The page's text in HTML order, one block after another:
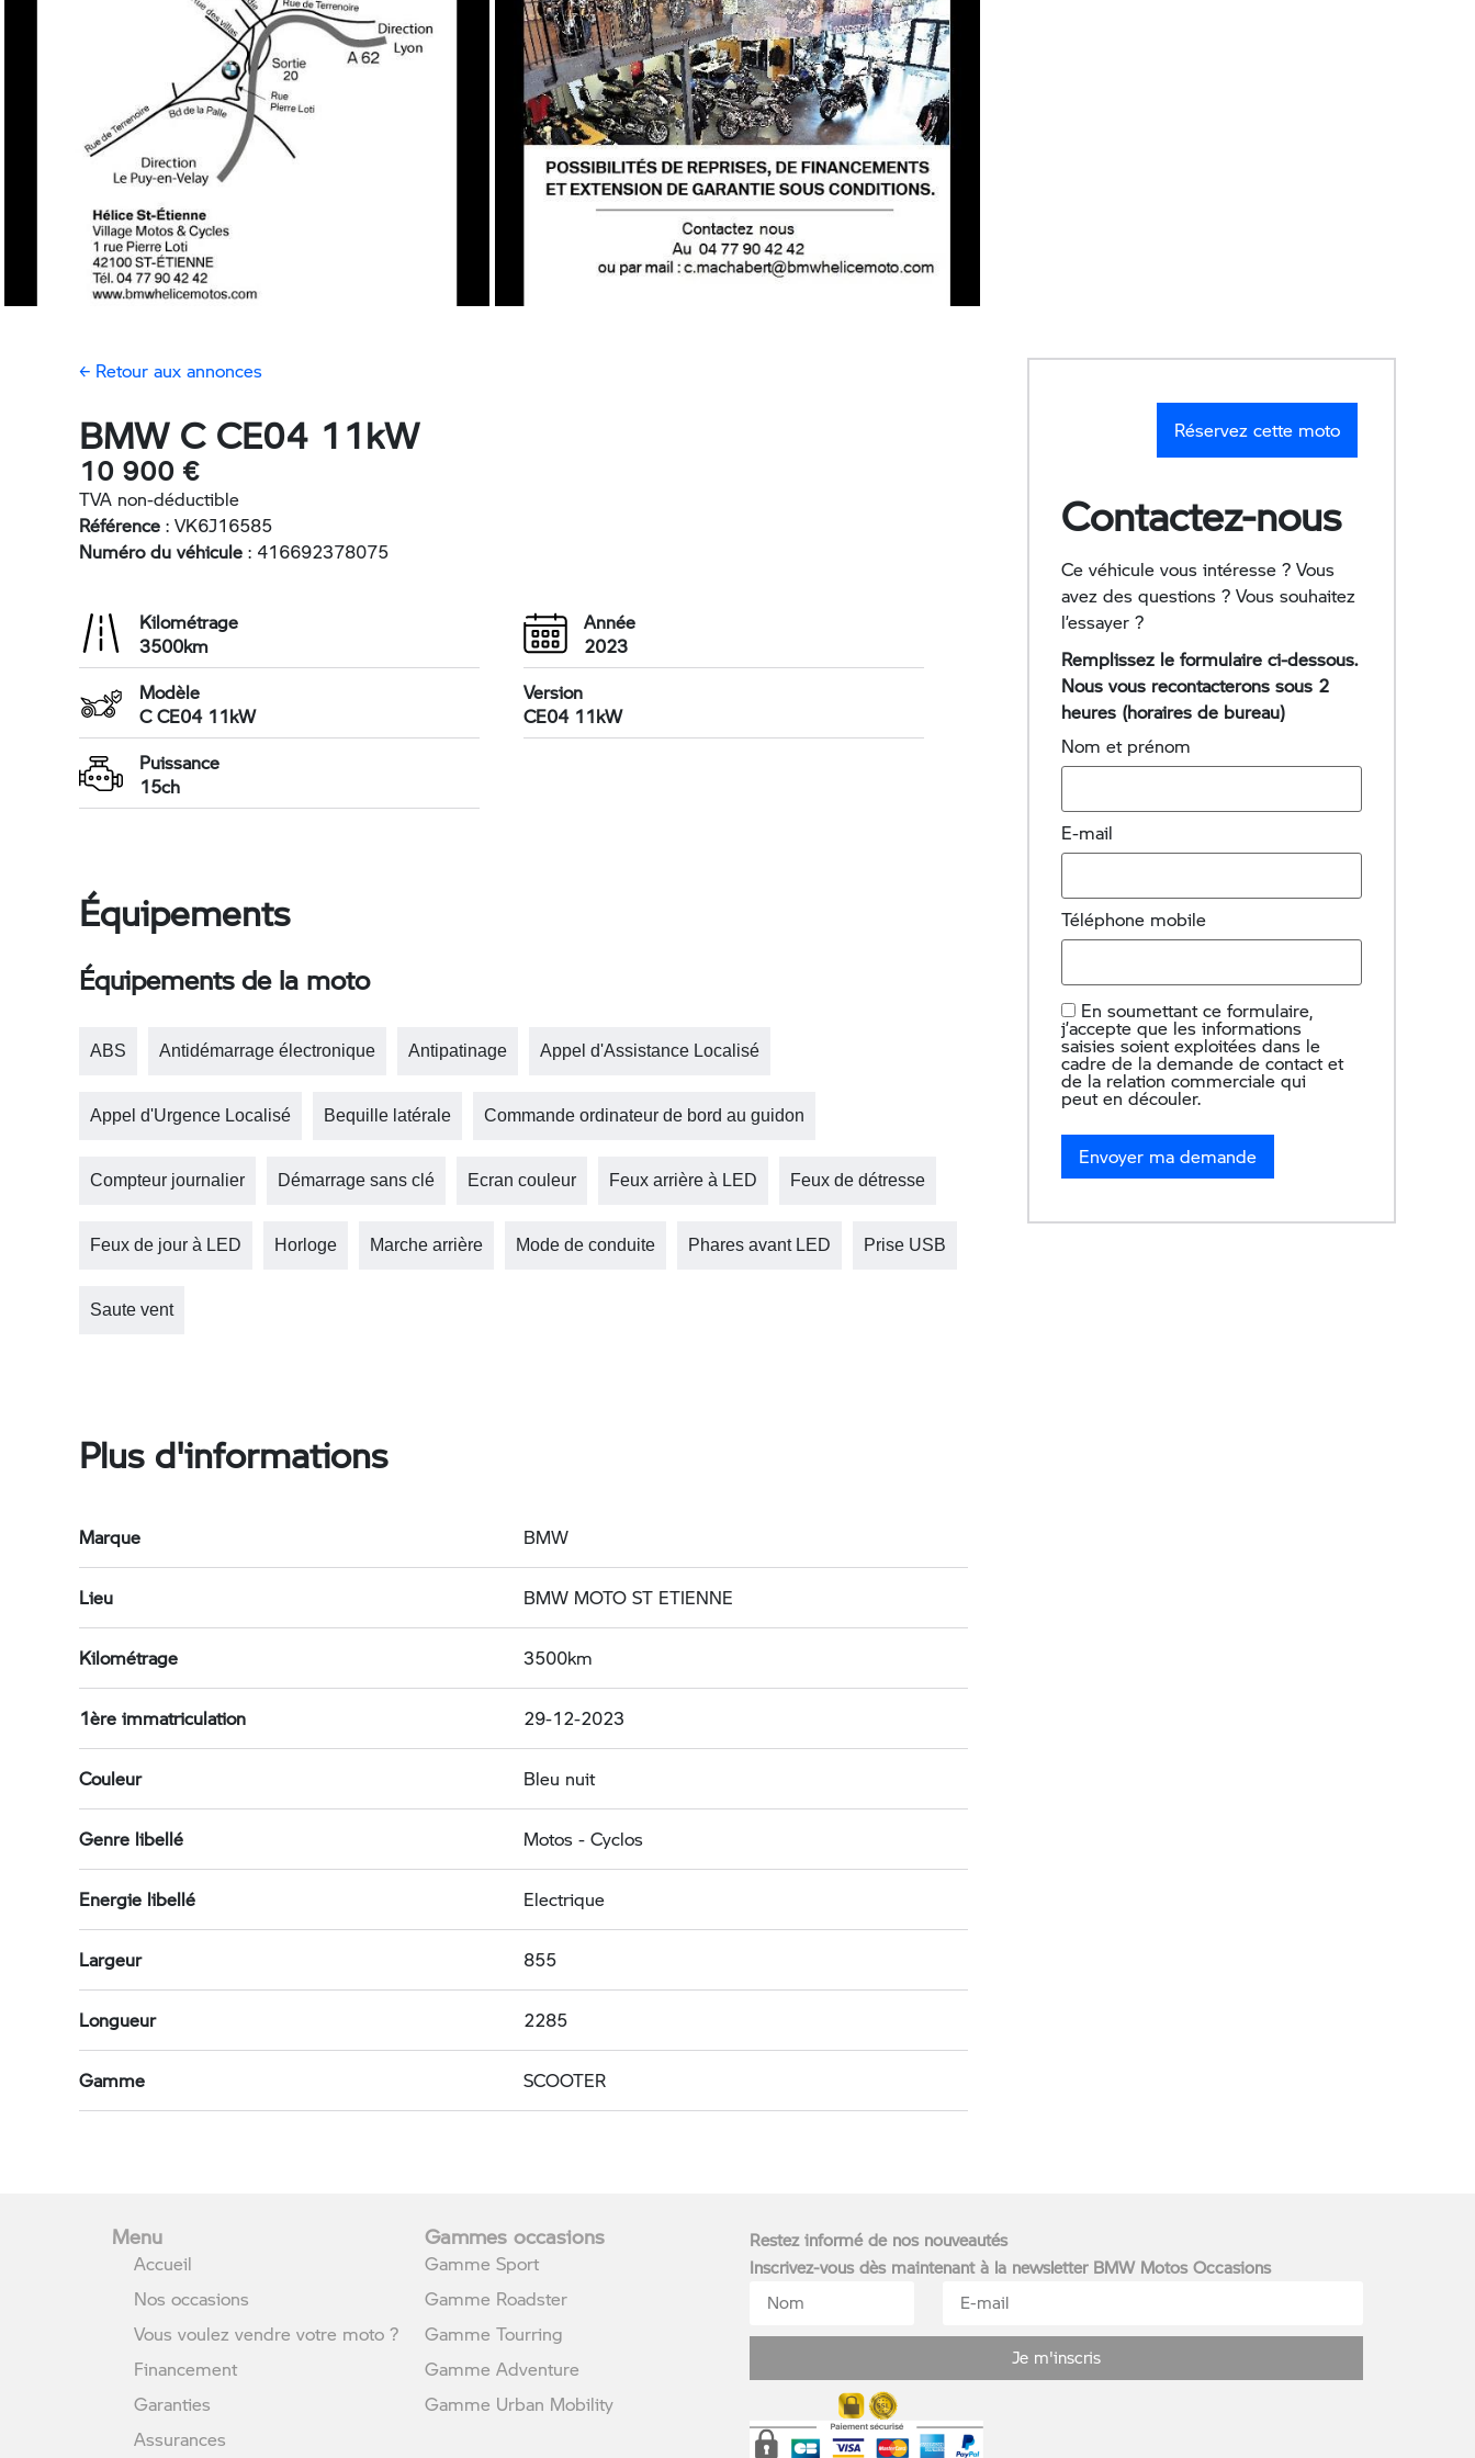
← Retour aux annonces
BMW C CE04 11kW
10 900 €
TVA non-déductible
Référence : VK6J16585
Numéro du véhicule : 416692378075
Kilométrage
3500km
Année
2023
Modèle
C CE04 11kW
Version
CE04 11kW
Puissance
15ch
Équipements
Équipements de la moto
ABS Antidémarrage électronique Antipatinage Appel d'Assistance Localisé
Appel d'Urgence Localisé Bequille latérale Commande ordinateur de bord au guidon
Compteur journalier Démarrage sans clé Ecran couleur Feux arrière à LED Feux de détresse
Feux de jour à LED Horloge Marche arrière Mode de conduite Phares avant LED Prise USB
Saute vent
Plus d'informations
Marque BMW
Lieu BMW MOTO ST ETIENNE
Kilométrage 3500km
1ère immatriculation 29-12-2023
Couleur Bleu nuit
Genre libellé Motos - Cyclos
Energie libellé Electrique
Largeur 855
Longueur 2285
Gamme SCOOTER
Réservez cette moto
Contactez-nous
Ce véhicule vous intéresse ? Vous
avez des questions ? Vous souhaitez
l’essayer ?
Remplissez le formulaire ci-dessous.
Nous vous recontacterons sous 2
heures (horaires de bureau)
Nom et prénom
E-mail
Téléphone mobile
En soumettant ce formulaire,
j’accepte que les informations
saisies soient exploitées dans le
cadre de la demande de contact et
de la relation commerciale qui
peut en découler.
Menu
Accueil
Nos occasions
Vous voulez vendre votre moto ?
Financement
Garanties
Assurances
Gammes occasions
Gamme Sport
Gamme Roadster
Gamme Tourring
Gamme Adventure
Gamme Urban Mobility
Restez informé de nos nouveautés
Inscrivez-vous dès maintenant à la newsletter BMW Motos Occasions
Je m'inscris